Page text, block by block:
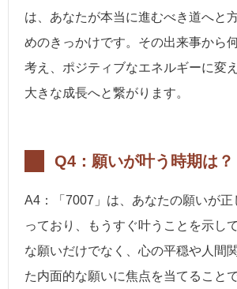
は、あなたが本当に進むべき道へと
めのきっかけです。その出来事から
考え、ポジティブなエネルギーに変
大きな成長へと繋がります。
Q4：願いが叶う時期は？
A4：「7007」は、あなたの願いが正
っており、もうすぐ叶うことを示し
な願いだけでなく、心の平穏や人間
た内面的な願いに焦点を当てること